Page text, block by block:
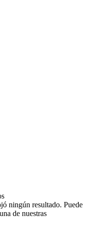
ningún resultado. Puede
de nuestras